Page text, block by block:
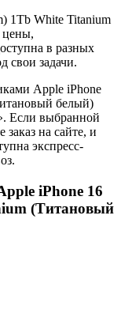
1Tb White Titanium
цены,
в разных
свои задачи.
Apple iPhone
белый)
Если выбранной
на сайте, и
экспресс-
iPhone 16
(Титановый